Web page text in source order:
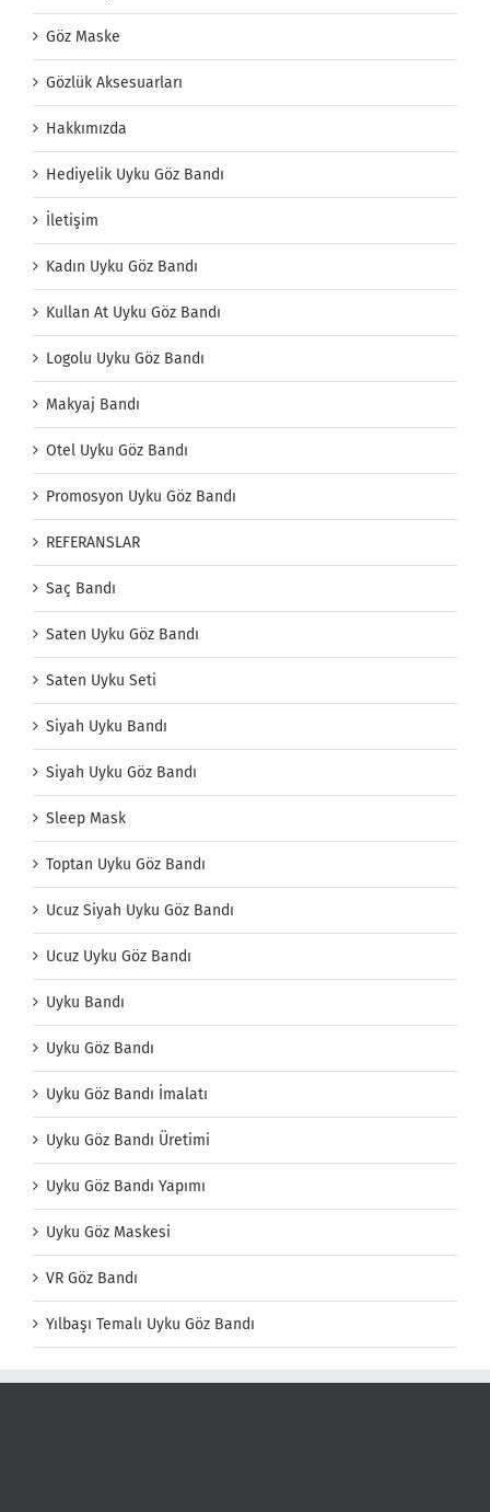
Göz Maske
Gözlük Aksesuarları
Hakkımızda
Hediyelik Uyku Göz Bandı
İletişim
Kadın Uyku Göz Bandı
Kullan At Uyku Göz Bandı
Logolu Uyku Göz Bandı
Makyaj Bandı
Otel Uyku Göz Bandı
Promosyon Uyku Göz Bandı
REFERANSLAR
Saç Bandı
Saten Uyku Göz Bandı
Saten Uyku Seti
Siyah Uyku Bandı
Siyah Uyku Göz Bandı
Sleep Mask
Toptan Uyku Göz Bandı
Ucuz Siyah Uyku Göz Bandı
Ucuz Uyku Göz Bandı
Uyku Bandı
Uyku Göz Bandı
Uyku Göz Bandı İmalatı
Uyku Göz Bandı Üretimi
Uyku Göz Bandı Yapımı
Uyku Göz Maskesi
VR Göz Bandı
Yılbaşı Temalı Uyku Göz Bandı